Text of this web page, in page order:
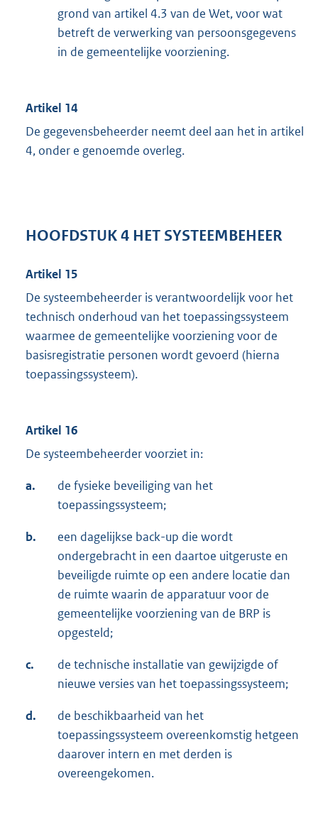
grond van artikel 4.3 van de Wet, voor wat
betreft de verwerking van persoonsgegevens
in de gemeentelijke voorziening.
Artikel 14
De gegevensbeheerder neemt deel aan het in artikel
4, onder e genoemde overleg.
HOOFDSTUK 4 HET SYSTEEMBEHEER
Artikel 15
De systeembeheerder is verantwoordelijk voor het
technisch onderhoud van het toepassingssysteem
waarmee de gemeentelijke voorziening voor de
basisregistratie personen wordt gevoerd (hierna
toepassingssysteem).
Artikel 16
De systeembeheerder voorziet in:
a.
de fysieke beveiliging van het
toepassingssysteem;
b.
een dagelijkse back-up die wordt
ondergebracht in een daartoe uitgeruste en
beveiligde ruimte op een andere locatie dan
de ruimte waarin de apparatuur voor de
gemeentelijke voorziening van de BRP is
opgesteld;
c.
de technische installatie van gewijzigde of
nieuwe versies van het toepassingssysteem;
d.
de beschikbaarheid van het
toepassingssysteem overeenkomstig hetgeen
daarover intern en met derden is
overeengekomen.